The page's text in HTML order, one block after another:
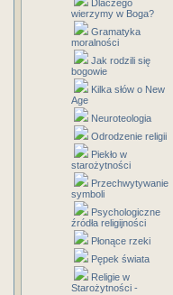
Dlaczego
wierzymy w Boga?
Gramatyka
moralności
Jak rodzili się
bogowie
Kilka słów o New
Age
Neuroteologia
Odrodzenie religii
Piekło w
starożytności
Przechwytywanie
symboli
Psychologiczne
źródła religijności
Płonące rzeki
Pępek świata
Religie w
Starożytności -